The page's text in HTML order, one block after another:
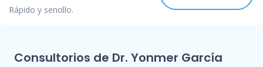
Rápido y sencillo.
Consultorios de Dr. Yonmer García